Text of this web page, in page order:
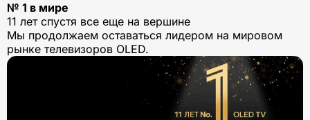
№ 1 в мире
11 лет спустя все еще на вершине
Мы продолжаем оставаться лидером на мировом
рынке телевизоров OLED.